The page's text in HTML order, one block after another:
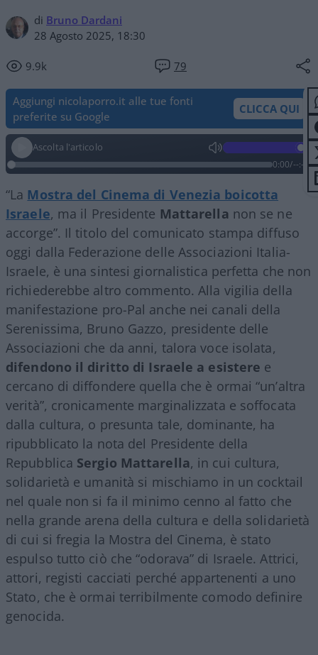
di Bruno Dardani
28 Agosto 2025, 18:30
9.9k 79
Aggiungi nicolaporro.it alle tue fonti
preferite su Google
CLICCA QUI
Ascolta l'articolo
0:00/--:--
“La Mostra del Cinema di Venezia boicotta
Israele, ma il Presidente Mattarella non se ne
accorge”. Il titolo del comunicato stampa diffuso
oggi dalla Federazione delle Associazioni Italia-
Israele, è una sintesi giornalistica perfetta che non
richiederebbe altro commento. Alla vigilia della
manifestazione pro-Pal anche nei canali della
Serenissima, Bruno Gazzo, presidente delle
Associazioni che da anni, talora voce isolata,
difendono il diritto di Israele a esistere e
cercano di diffondere quella che è ormai “un’altra
verità”, cronicamente marginalizzata e soffocata
dalla cultura, o presunta tale, dominante, ha
ripubblicato la nota del Presidente della
Repubblica Sergio Mattarella, in cui cultura,
solidarietà e umanità si mischiamo in un cocktail
nel quale non si fa il minimo cenno al fatto che
nella grande arena della cultura e della solidarietà
di cui si fregia la Mostra del Cinema, è stato
espulso tutto ciò che “odorava” di Israele. Attrici,
attori, registi cacciati perché appartenenti a uno
Stato, che è ormai terribilmente comodo definire
genocida.